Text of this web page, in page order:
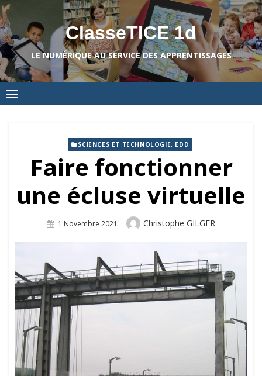
Skip
to
content
ClasseTICE 1d
LE NUMÉRIQUE AU SERVICE DES APPRENTISSAGES
SCIENCES ET TECHNOLOGIE, EDD
Faire fonctionner
une écluse virtuelle
Posted
1 Novembre 2021 Author
Christophe GILGER